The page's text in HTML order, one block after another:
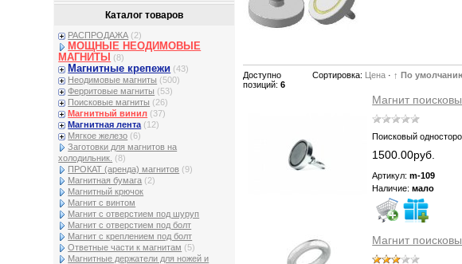
Каталог товаров
РАСПРОДАЖА (2)
МОЩНЫЕ НЕОДИМОВЫЕ
МАГНИТЫ
(8)
Магнитные крепежи (43)
Неодимовые магниты (500)
Ферритовые магниты (53)
Поисковые магниты (26)
Магнитный винил (37)
Магнитная лента (12)
Мягкое железо (6)
Заготовки для магнитов на
холодильник. (8)
ПРОКАТ (аренда) магнитов (9)
Магнитная бумага (2)
Магнитный крючок
Магнит с винтом
Магнит с отверстием под шуруп
Магнит с отверстием под болт
Магнит с креплением под болт
Ответные части к магнитам (5)
Магнитные держатели для ножей и
Доступно
позиций:6
Сортировка: Цена · ↑ По
Магнит
Поисковый
1500.00руб.
Артикул: m-109
Наличие: мало
Магнит